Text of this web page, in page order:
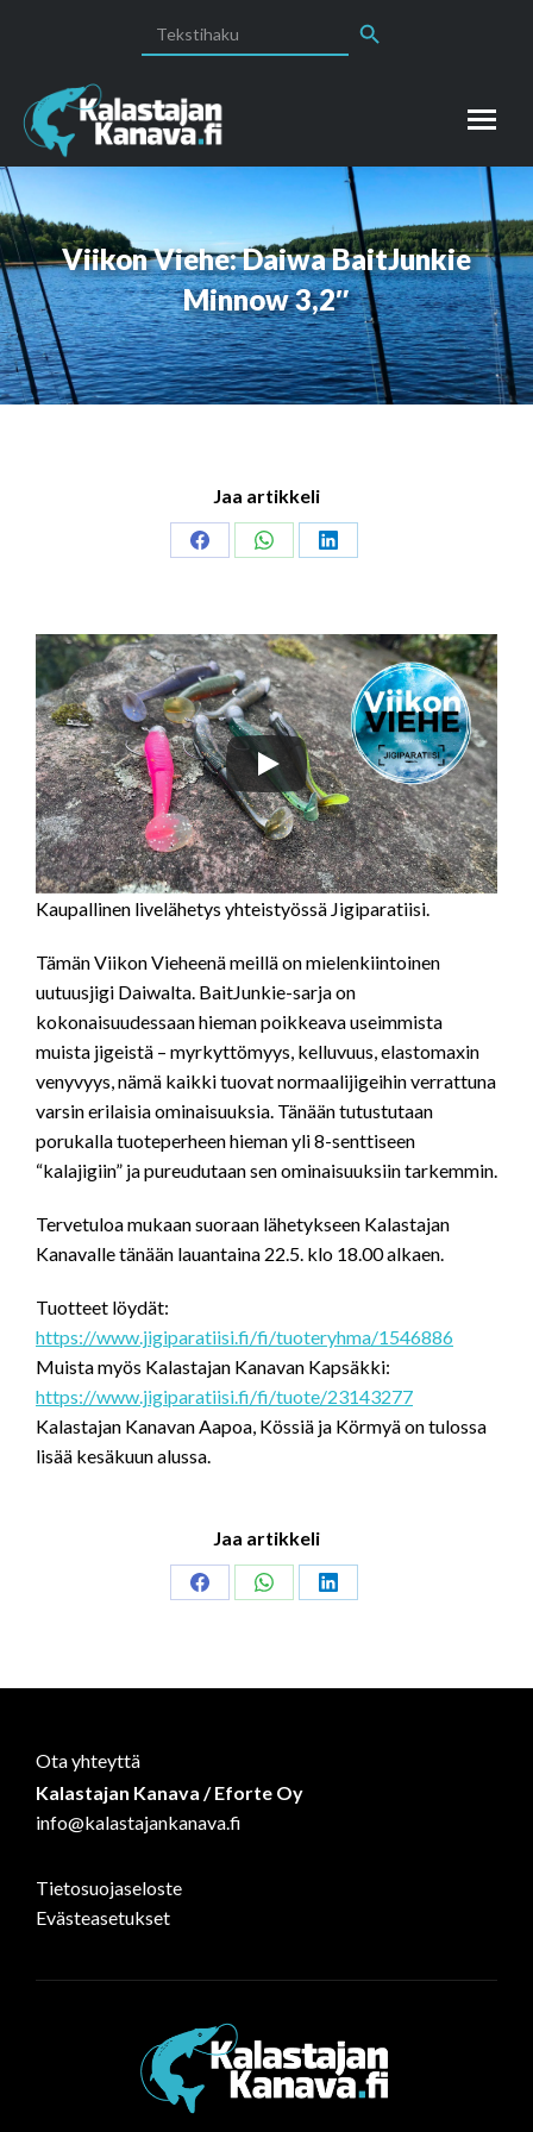
for:
Viikon Viehe: Daiwa BaitJunkie
Minnow 3,2″
Jaa artikkeli
Share
Share
Share
Kaupallinen livelähetys yhteistyössä Jigiparatiisi.
Tämän Viikon Vieheenä meillä on mielenkiintoinen
uutuusjigi Daiwalta. BaitJunkie-sarja on
kokonaisuudessaan hieman poikkeava useimmista
muista jigeistä – myrkyttömyys, kelluvuus, elastomaxin
venyvyys, nämä kaikki tuovat normaalijigeihin verrattuna
varsin erilaisia ominaisuuksia. Tänään tutustutaan
porukalla tuoteperheen hieman yli 8-senttiseen
“kalajigiin” ja pureudutaan sen ominaisuuksiin tarkemmin.
Tervetuloa mukaan suoraan lähetykseen Kalastajan
Kanavalle tänään lauantaina 22.5. klo 18.00 alkaen.
Tuotteet löydät:
https://www.jigiparatiisi.fi/fi/tuoteryhma/1546886
Muista myös Kalastajan Kanavan Kapsäkki:
https://www.jigiparatiisi.fi/fi/tuote/23143277
Kalastajan Kanavan Aapoa, Kössiä ja Körmyä on tulossa
lisää kesäkuun alussa.
Jaa artikkeli
Share
Share
Share
Ota yhteyttä
Kalastajan Kanava / Eforte Oy
info@kalastajankanava.fi
Tietosuojaseloste
Evästeasetukset